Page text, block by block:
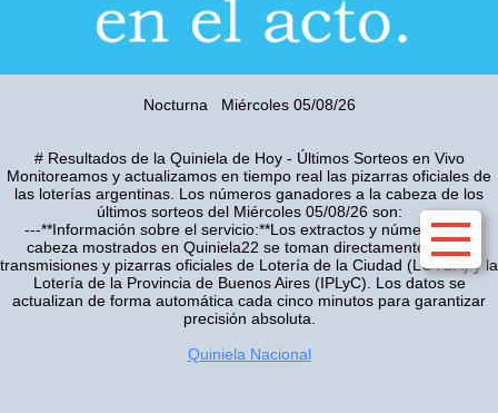
Nocturna Miércoles 05/08/26
# Resultados de la Quiniela de Hoy - Últimos Sorteos en Vivo
Monitoreamos y actualizamos en tiempo real las pizarras oficiales de
las loterías argentinas. Los números ganadores a la cabeza de los
últimos sorteos del Miércoles 05/08/26 son:
---**Información sobre el servicio:**Los extractos y números a la
cabeza mostrados en Quiniela22 se toman directamente de las
transmisiones y pizarras oficiales de Lotería de la Ciudad (LOTBA) y la
Lotería de la Provincia de Buenos Aires (IPLyC). Los datos se
actualizan de forma automática cada cinco minutos para garantizar
precisión absoluta.
Quiniela Nacional